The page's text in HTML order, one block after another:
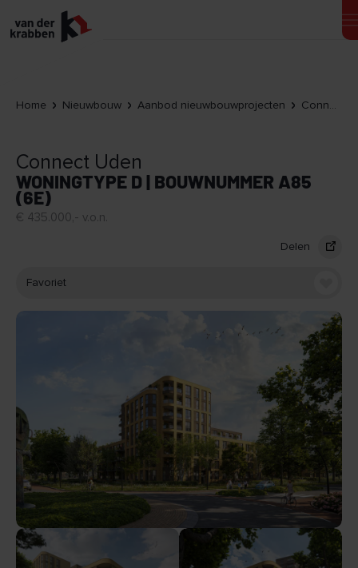
Home Nieuwbouw Aanbod nieuwbouwprojecten Connect Uden
Connect Uden
WONINGTYPE D | BOUWNUMMER A85
(6E)
€ 435.000,- v.o.n.
Delen
Favoriet